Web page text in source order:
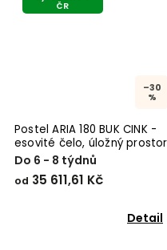
CINK -
prostor
Postel ARIA
čelouněné
kovová podnož
Do 6 - 8 týdnů
od49 579,61